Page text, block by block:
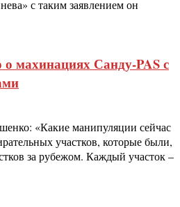
с таким заявлением он
махинациях Санду-PAS с
«Какие манипуляции сейчас
участков, которые были,
за рубежом. Каждый участок –